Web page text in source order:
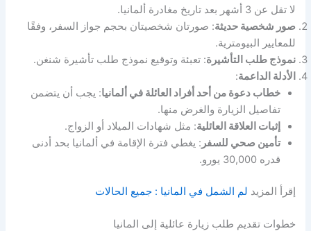
لا تقل عن 3 أشهر بعد تاريخ مغادرة ألمانيا.
صور شخصية حديثة: صورتان شخصيتان بحجم جواز السفر، وفقًا
للمعايير البيومترية.
نموذج طلب التأشيرة: تعبئة وتوقيع نموذج طلب تأشيرة شنغن.
الأدلة الداعمة:
خطاب دعوة من أحد أفراد العائلة في ألمانيا: يجب أن يتضمن
تفاصيل الزيارة والغرض منها.
إثبات العلاقة العائلية: مثل شهادات الميلاد أو الزواج.
تأمين صحي للسفر : يغطي فترة الإقامة في ألمانيا بحد أدنى
قدره 30,000 يورو.
إقرأ المزيد لم الشمل في المانيا : جميع الحالات
خطوات تقديم طلب زيارة عائلية إلى المانيا